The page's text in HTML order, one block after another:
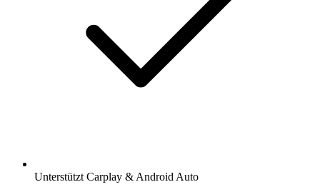
Unterstützt Carplay & Android Auto